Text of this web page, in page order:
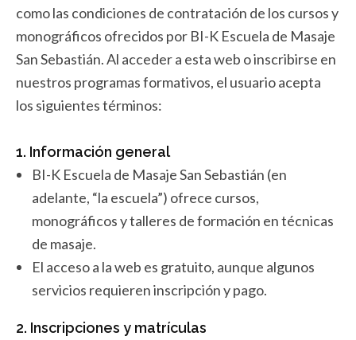
como las condiciones de contratación de los cursos y
monográficos ofrecidos por BI-K Escuela de Masaje
San Sebastián. Al acceder a esta web o inscribirse en
nuestros programas formativos, el usuario acepta
los siguientes términos:
1. Información general
BI-K Escuela de Masaje San Sebastián (en
adelante, “la escuela”) ofrece cursos,
monográficos y talleres de formación en técnicas
de masaje.
El acceso a la web es gratuito, aunque algunos
servicios requieren inscripción y pago.
2. Inscripciones y matrículas